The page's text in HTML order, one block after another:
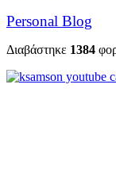
Personal Blog
Διαβάστηκε 1384